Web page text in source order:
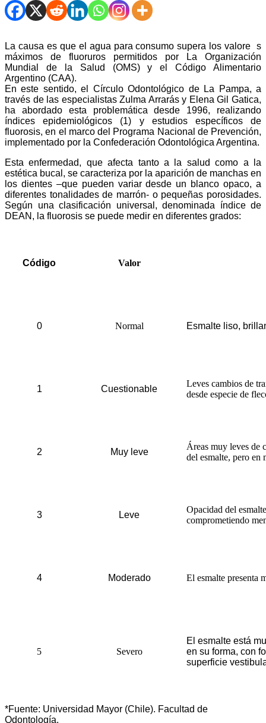
La causa es que el agua para consumo supera los valore s
máximos de fluoruros permitidos por La Organización
Mundial de la Salud (OMS) y el Código Alimentario
Argentino (CAA).
En este sentido, el Círculo Odontológico de La Pampa, a
través de las especialistas Zulma Arrarás y Elena Gil Gatica,
ha abordado esta problemática desde 1996, realizando
índices epidemiológicos (1) y estudios específicos de
fluorosis, en el marco del Programa Nacional de Prevención,
implementado por la Confederación Odontológica Argentina.
Esta enfermedad, que afecta tanto a la salud como a la
estética bucal, se caracteriza por la aparición de manchas en
los dientes –que pueden variar desde un blanco opaco, a
diferentes tonalidades de marrón- o pequeñas porosidades.
Según una clasificación universal, denominada índice de
DEAN, la fluorosis se puede medir en diferentes grados:
Código Valor
0 Normal Esmalte liso,
1 Cuestionable
Leves cambios de
desde especie de
2 Muy leve
Áreas muy leves de
del esmalte, pero en
3 Leve
Opacidad del
comprometiendo
4 Moderado El esmalte presenta
5 Severo
El esmalte está
en su forma, con
superficie
*Fuente: Universidad Mayor (Chile). Facultad de
Odontología.